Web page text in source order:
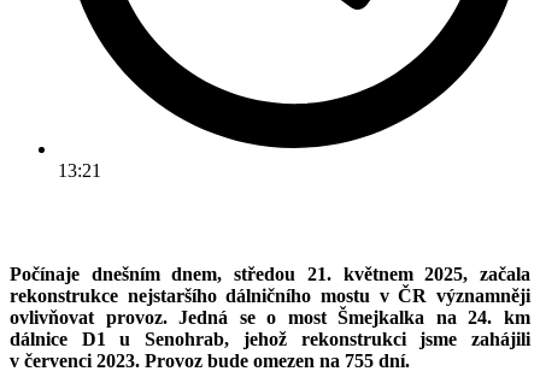
13:21
Počínaje dnešním dnem, středou 21. květnem 2025, začala
rekonstrukce nejstaršího dálničního mostu v ČR významněji
ovlivňovat provoz. Jedná se o most Šmejkalka na 24. km
dálnice D1 u Senohrab, jehož rekonstrukci jsme zahájili
v červenci 2023. Provoz bude omezen na 755 dní.